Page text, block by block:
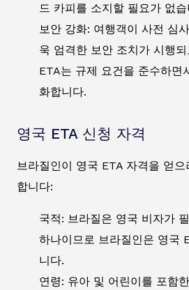
드 카피를 소지할 필요가 없습
보안 강화: 여행객이 사전 심
욱 엄격한 보안 조치가 시행
ETA는 규제 요건을 준수하면
화합니다.
영국 ETA 신청 자격
브라질인이 영국 ETA 자격을 얻
합니다:
국적: 브라질은 영국 비자가
하나이므로 브라질인은 영국
니다.
연령: 유아 및 어린이를 포함